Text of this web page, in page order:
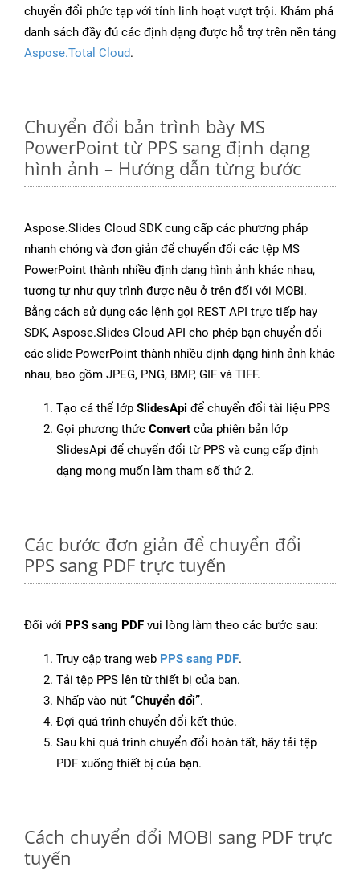
chuyển đổi phức tạp với tính linh hoạt vượt trội. Khám phá
danh sách đầy đủ các định dạng được hỗ trợ trên nền tảng
Aspose.Total Cloud.
Chuyển đổi bản trình bày MS
PowerPoint từ PPS sang định dạng
hình ảnh – Hướng dẫn từng bước
Aspose.Slides Cloud SDK cung cấp các phương pháp
nhanh chóng và đơn giản để chuyển đổi các tệp MS
PowerPoint thành nhiều định dạng hình ảnh khác nhau,
tương tự như quy trình được nêu ở trên đối với MOBI.
Bằng cách sử dụng các lệnh gọi REST API trực tiếp hay
SDK, Aspose.Slides Cloud API cho phép bạn chuyển đổi
các slide PowerPoint thành nhiều định dạng hình ảnh khác
nhau, bao gồm JPEG, PNG, BMP, GIF và TIFF.
Tạo cá thể lớp SlidesApi để chuyển đổi tài liệu PPS
Gọi phương thức Convert của phiên bản lớp
SlidesApi để chuyển đổi từ PPS và cung cấp định
dạng mong muốn làm tham số thứ 2.
Các bước đơn giản để chuyển đổi
PPS sang PDF trực tuyến
Đối với PPS sang PDF vui lòng làm theo các bước sau:
Truy cập trang web PPS sang PDF.
Tải tệp PPS lên từ thiết bị của bạn.
Nhấp vào nút “Chuyển đổi”.
Đợi quá trình chuyển đổi kết thúc.
Sau khi quá trình chuyển đổi hoàn tất, hãy tải tệp
PDF xuống thiết bị của bạn.
Cách chuyển đổi MOBI sang PDF trực
tuyến